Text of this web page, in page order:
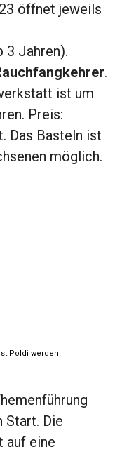
öffnet jeweils
3 Jahren).
.
ist um
Preis:
Das Basteln ist
möglich.
Poldi werden
Start. Die
auf eine